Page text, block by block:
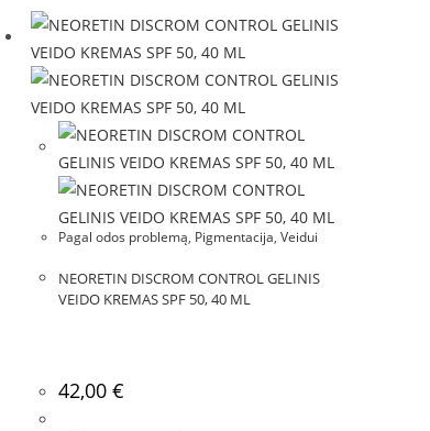
Pagal odos problemą, Pigmentacija,Veidui
NEORETIN DISCROM CONTROL GELINIS
VEIDO KREMAS SPF 50, 40 ML
42,00€